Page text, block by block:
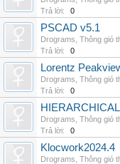
Trả lời:
0
PSCAD v5.1
Drograms Thông gió
Trả lời:
0
Lorentz
Drograms Thông gió
Trả lời:
0
Drograms Thông gió
Trả lời:
0
Klocwork2024.4
Drograms Thông gió